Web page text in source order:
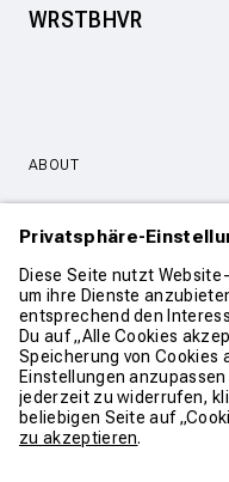
WRSTBHVR
ABOUT
SERVICE & SUPPORT
KONTAKT